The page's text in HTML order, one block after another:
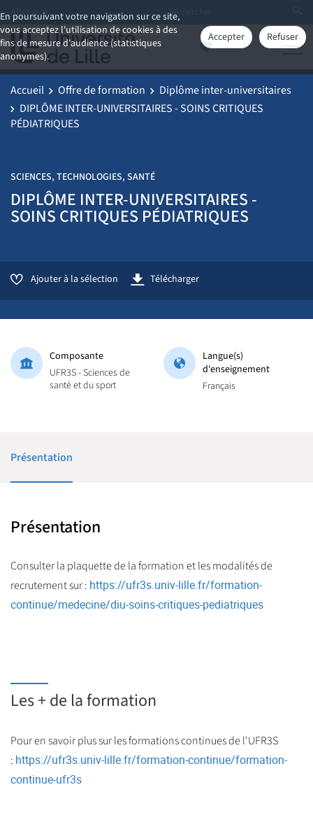
En poursuivant votre navigation sur ce site,
vous acceptez l'utilisation de cookies à des
fins de mesure d'audience (statistiques
anonymes).
Accepter Refuser
Aller à
Accueil Offre de formation
Diplôme inter-universitaires
DIPLÔME INTER-UNIVERSITAIRES - SOINS CRITIQUES
PÉDIATRIQUES
SCIENCES, TECHNOLOGIES, SANTÉ
DIPLÔME INTER-UNIVERSITAIRES -
SOINS CRITIQUES PÉDIATRIQUES
Ajouter à la sélection Télécharger
Composante
UFR3S - Sciences de
santé et du sport
Langue(s)
d'enseignement
Français
Présentation
Présentation
Consulter la plaquette de la formation et les modalités de
recrutement sur : https://ufr3s.univ-lille.fr/formation-
continue/medecine/diu-soins-critiques-pediatriques
Les + de la formation
Pour en savoir plus sur les formations continues de l'UFR3S
: https://ufr3s.univ-lille.fr/formation-continue/formation-
continue-ufr3s